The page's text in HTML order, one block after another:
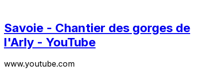
Savoie - Chantier des gorges de
l'Arly - YouTube
www.youtube.com